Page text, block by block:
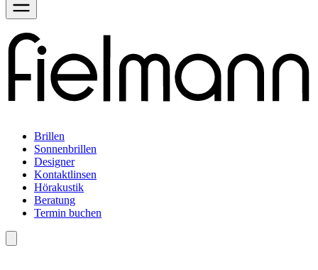
Brillen
Sonnenbrillen
Designer
Kontaktlinsen
Hörakustik
Beratung
Termin buchen